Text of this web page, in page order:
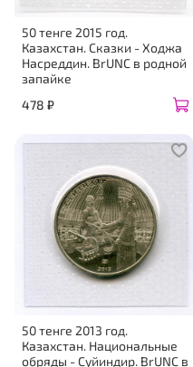
50 тенге 2015 год.
Казахстан. Сказки - Ходжа
Насреддин. BrUNC в родной
запайке
478 ₽
50 тенге 2013 год.
Казахстан. Национальные
обряды - Суйиндир. BrUNC в